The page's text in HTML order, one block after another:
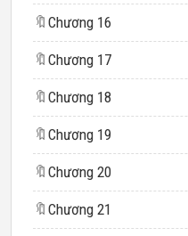
🔖 Chương 16
🔖 Chương 17
🔖 Chương 18
🔖 Chương 19
🔖 Chương 20
🔖 Chương 21